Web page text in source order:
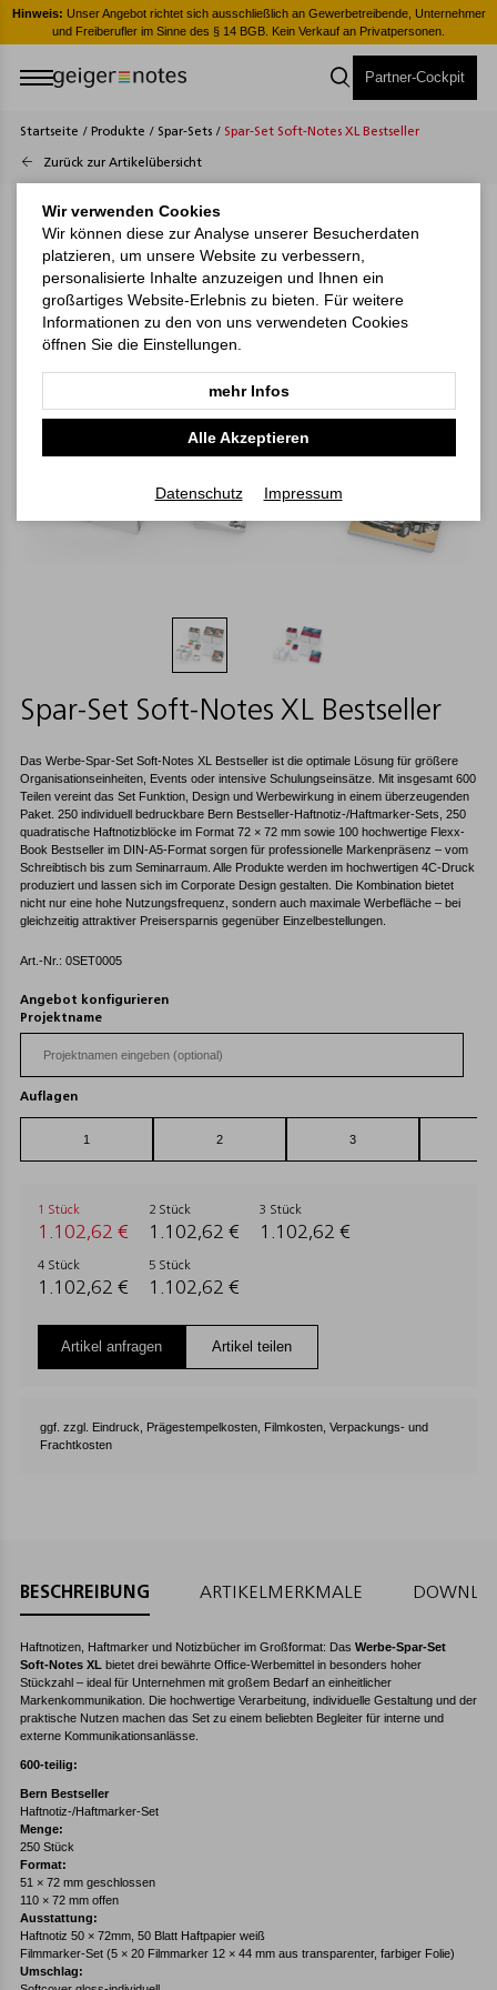
Hinweis: Unser Angebot richtet sich ausschließlich an Gewerbetreibende, Unternehmer
und Freiberufler im Sinne des § 14 BGB. Kein Verkauf an Privatpersonen.
Partner-Cockpit
Startseite / Produkte / Spar-Sets / Spar-Set Soft-Notes XL Bestseller
Zurück zur Artikelübersicht
Spar-Set Soft-Notes XL Bestseller
Das Werbe-Spar-Set Soft-Notes XL Bestseller ist die optimale Lösung für größere
Organisationseinheiten, Events oder intensive Schulungseinsätze. Mit insgesamt 600
Teilen vereint das Set Funktion, Design und Werbewirkung in einem überzeugenden
Paket. 250 individuell bedruckbare Bern Bestseller-Haftnotiz-/Haftmarker-Sets, 250
quadratische Haftnotizblöcke im Format 72 × 72 mm sowie 100 hochwertige Flexx-
Book Bestseller im DIN-A5-Format sorgen für professionelle Markenpräsenz – vom
Schreibtisch bis zum Seminarraum. Alle Produkte werden im hochwertigen 4C-Druck
produziert und lassen sich im Corporate Design gestalten. Die Kombination bietet
nicht nur eine hohe Nutzungsfrequenz, sondern auch maximale Werbefläche – bei
gleichzeitig attraktiver Preisersparnis gegenüber Einzelbestellungen.
Art.-Nr.: 0SET0005
Angebot konfigurieren
Projektname
Auflagen
1 Stück
1.102,62 €
2 Stück
1.102,62 €
3 Stück
1.102,62 €
4 Stück
1.102,62 €
5 Stück
1.102,62 €
Artikel anfragen Artikel teilen
ggf. zzgl. Eindruck, Prägestempelkosten, Filmkosten, Verpackungs- und
Frachtkosten
BESCHREIBUNG ARTIKELMERKMALE
Haftnotizen, Haftmarker und Notizbücher im Großformat: Das Werbe-Spar-Set
Soft-Notes XL bietet drei bewährte Office-Werbemittel in besonders hoher
Stückzahl – ideal für Unternehmen mit großem Bedarf an einheitlicher
Markenkommunikation. Die hochwertige Verarbeitung, individuelle Gestaltung und der
praktische Nutzen machen das Set zu einem beliebten Begleiter für interne und
externe Kommunikationsanlässe.
600-teilig:
Bern Bestseller
Haftnotiz-/Haftmarker-Set
Menge:
250 Stück
Format:
51 × 72 mm geschlossen
110 × 72 mm offen
Ausstattung:
Haftnotiz 50 × 72mm, 50 Blatt Haftpapier weiß
Filmmarker-Set (5 × 20 Filmmarker 12 × 44 mm aus transparenter, farbiger Folie)
Umschlag:
Wir verwenden Cookies
Wir können diese zur Analyse unserer Besucherdaten
platzieren, um unsere Website zu verbessern,
personalisierte Inhalte anzuzeigen und Ihnen ein
großartiges Website-Erlebnis zu bieten. Für weitere
Informationen zu den von uns verwendeten Cookies
öffnen Sie die Einstellungen.
mehr Infos
Alle Akzeptieren
Datenschutz Impressum